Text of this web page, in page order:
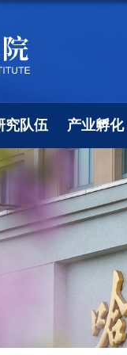
究队伍 产业孵化